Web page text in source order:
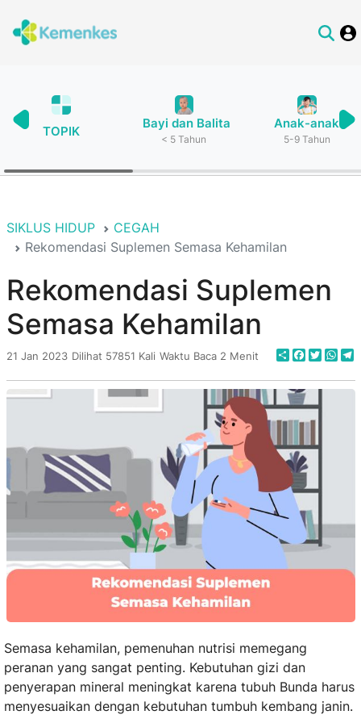
TOPIK
Bayi dan Balita
< 5 Tahun
Anak-anak
5-9 Tahun
SIKLUS HIDUP
CEGAH
Rekomendasi Suplemen Semasa Kehamilan
Rekomendasi Suplemen
Semasa Kehamilan
21 Jan 2023 Dilihat 57851 Kali Waktu Baca 2 Menit Share
Semasa kehamilan, pemenuhan nutrisi memegang
peranan yang sangat penting. Kebutuhan gizi dan
penyerapan mineral meningkat karena tubuh Bunda harus
menyesuaikan dengan kebutuhan tumbuh kembang janin.